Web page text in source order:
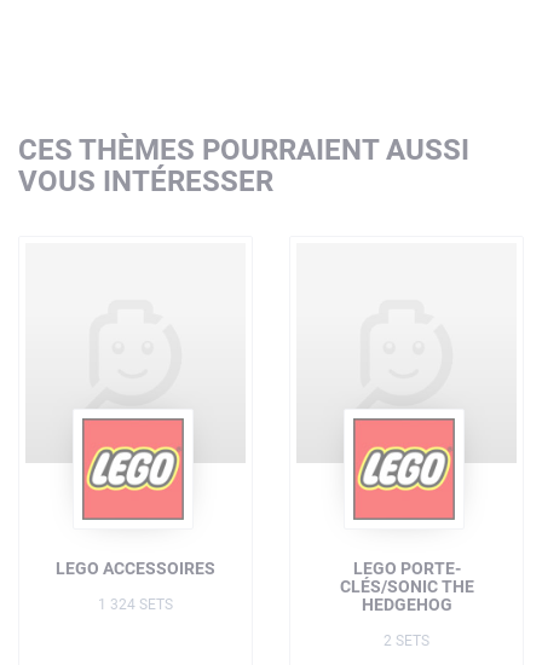
CES THÈMES POURRAIENT AUSSI
VOUS INTÉRESSER
LEGO ACCESSOIRES
1 324 SETS
LEGO PORTE-
CLÉS/SONIC THE
HEDGEHOG
2 SETS